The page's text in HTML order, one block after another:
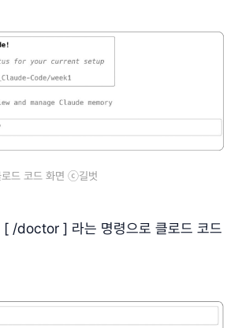
로드 코드 화면 ⓒ길벗
/doctor ] 라는 명령으로 클로드 코드